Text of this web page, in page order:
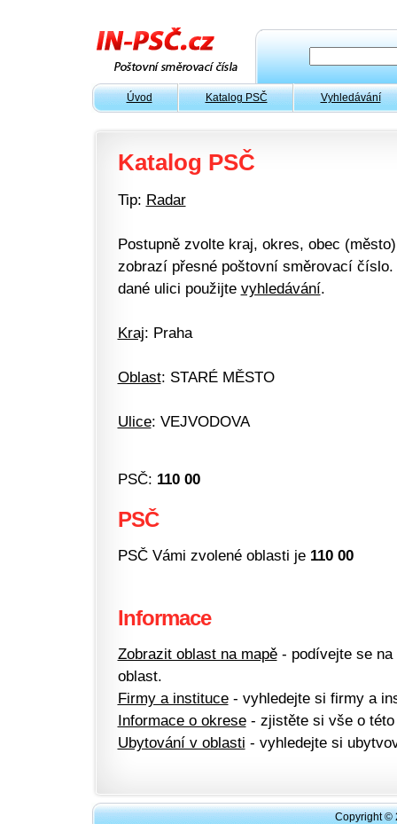
Úvod Katalog PSČ Vyhledávání
Katalog PSČ
Tip: Radar
Postupně zvolte kraj, okres, obec
zobrazí přesné poštovní směrovací
dané ulici použijte vyhledávání.
Kraj: Praha
Oblast: STARÉ MĚSTO
Ulice: VEJVODOVA
PSČ: 110 00
PSČ
PSČ Vámi zvolené oblasti je 110 00
Informace
Zobrazit oblast na mapě- podívejte se na
oblast.
Firmy a instituce- vyhledejte si firmy a
Informace o okrese- zjistěte si vše o této
Ubytování v oblasti - vyhledejte si
Copyright ©